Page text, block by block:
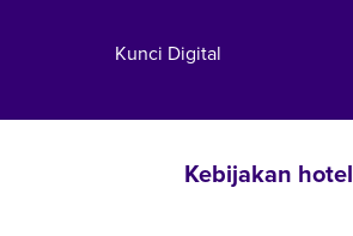
Kunci Digital
Kebijakan hotel